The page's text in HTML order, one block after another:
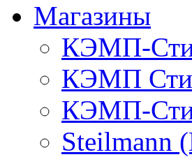
Магазины
КЭМП-
КЭМП
КЭМП-
Steilmann